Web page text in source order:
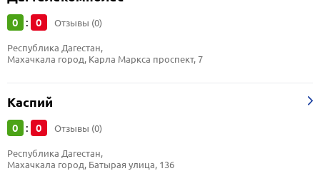
0 : 0 Отзывы (0)
Республика Дагестан,
Махачкала город, Карла Маркса проспект, 7
Каспий
0 : 0 Отзывы (0)
Республика Дагестан,
Махачкала город, Батырая улица, 136